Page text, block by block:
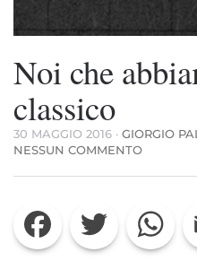
Noi che
classico
30 MAGGIO 2016 · GIORGIO
NESSUN COMMENTOSU
CHE
FATTO
IL
Facebook Twitter